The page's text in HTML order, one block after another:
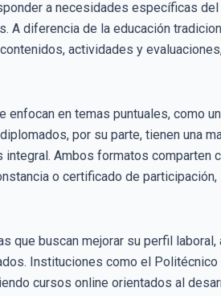
a necesidades específicas
A diferencia de la educación
actividades y
en temas puntuales, como
por su parte, tienen una
Ambos formatos comparten
o certificado de
que buscan mejorar su perfil
Instituciones como el Politécnico
cursos online orientados al